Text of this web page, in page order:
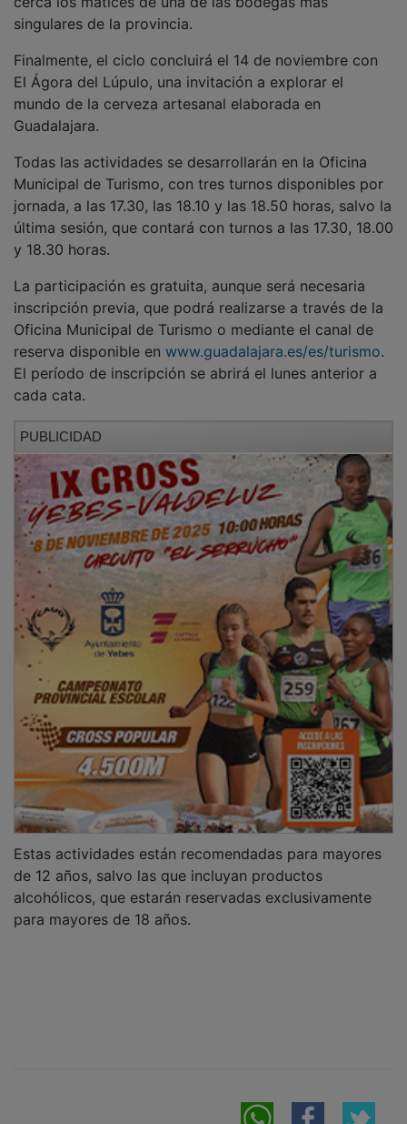
singulares de la provincia.
El Ágora del Lúpulo, una invitación a explorar el
mundo de la cerveza artesanal elaborada en
Guadalajara.
Municipal de Turismo, con tres turnos disponibles por
jornada, a las 17.30, las 18.10 y las 18.50 horas, salvo la
última sesión, que contará con turnos a las 17.30, 18.00
y 18.30 horas.
inscripción previa, que podrá realizarse a través de la
Oficina Municipal de Turismo o mediante el canal de
reserva disponible en www.guadalajara.es/es/turismo
El período de inscripción se abrirá el lunes anterior a
cada cata.
de 12 años, salvo las que incluyan productos
alcohólicos, que estarán reservadas exclusivamente
para mayores de 18 años.